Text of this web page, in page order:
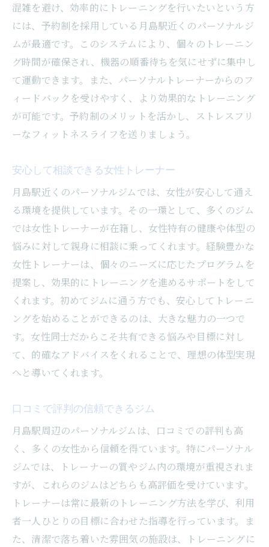
混雑を避け、効率的にトレーニングを行いたいという方
には、予約制を採用している月島駅近くのパーソナルジ
ムが最適です。このシステムにより、個々のトレーニン
グ時間が確保され、機器の順番待ちを気にせずに集中し
て運動できます。また、パーソナルトレーナーからのフ
ィードバックを受けやすく、より効果的なトレーニング
が可能です。予約制のメリットを活かし、ストレスフリ
ーなフィットネスライフを送りましょう。
安心して相談できる女性トレーナー
月島駅近くのパーソナルジムでは、女性が安心して通え
る環境を提供しています。その一環として、多くのジム
では女性トレーナーが在籍し、女性特有の健康や体型の
悩みに対して親身に相談に乗ってくれます。経験豊かな
女性トレーナーは、個々のニーズに応じたプログラムを
提案し、効果的にトレーニングを進めるサポートをして
くれます。初めてジムに通う方でも、安心してトレーニ
ングを始めることができるのは、大きな魅力の一つで
す。女性同士だからこそ共有できる悩みや目標に対し
て、的確なアドバイスをくれることで、理想の体型実現
へと導いてくれます。
口コミで評判の信頼できるジム
月島駅周辺のパーソナルジムは、口コミでの評判も高
く、多くの女性から信頼を得ています。特にパーソナル
ジムでは、トレーナーの質やジム内の環境が重視されま
すが、これらのジムはどちらも高評価を受けています。
トレーナーは常に最新のトレーニング方法を学び、利用
者一人ひとりの目標に合わせた指導を行っています。ま
た、清潔で落ち着いた雰囲気の施設は、トレーニングに